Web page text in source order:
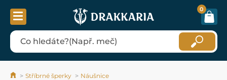
0
Stříbrné šperky Náušnice